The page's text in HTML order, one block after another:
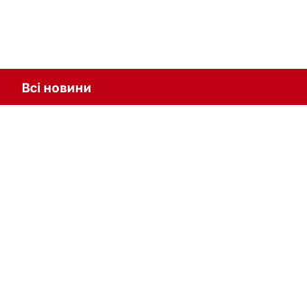
Всі новини